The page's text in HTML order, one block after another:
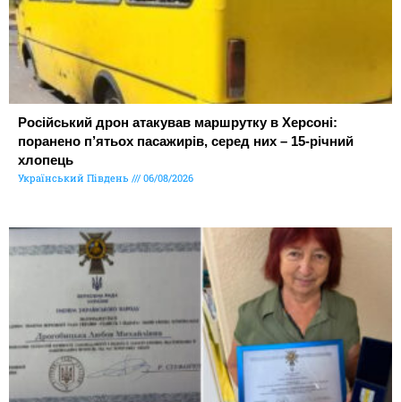
Російський дрон атакував маршрутку в Херсоні:
поранено п’ятьох пасажирів, серед них – 15-річний
хлопець
Український Південь 06/08/2026